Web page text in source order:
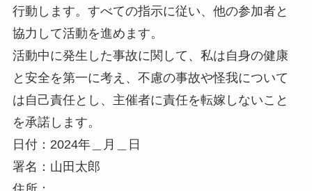
行動します。すべての指示に従い、他の参加者と
協力して活動を進めます。
活動中に発生した事故に関して、私は自身の健康
と安全を第一に考え、不慮の事故や怪我について
は自己責任とし、主催者に責任を転嫁しないこと
を承諾します。
日付：2024年＿月＿日
署名：山田太郎